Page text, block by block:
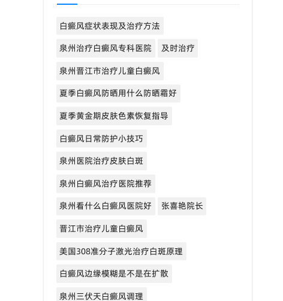
白癜风症状表现及治疗方法
泉州治疗白癜风专科医院
及时治疗
泉州晋江市治疗儿童白癜风
夏季白癜风防晒用什么防晒霜好
夏季黄金期皮肤色素恢复指导
白癜风日常防护小技巧
泉州医院治疗皮肤白斑
泉州白癜风治疗医院推荐
泉州看什么白癜风医院好
张喜艳院长
晋江市治疗儿童白癜风
美国308准分子激光治疗白斑原理
白癜风边缘模糊是不是在扩散
泉州三伏天白癜风调理